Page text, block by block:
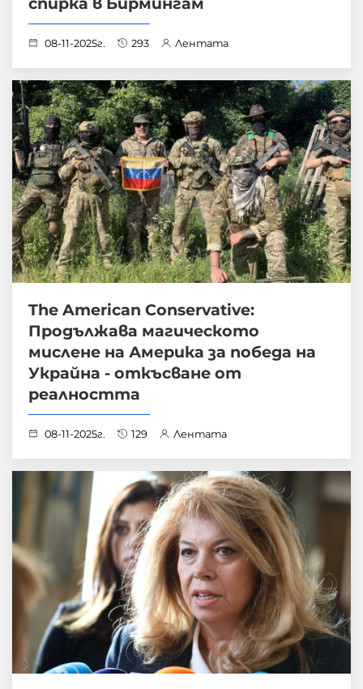
08-11-2025г. 293 Лентата
The American Conservative:
Продължава магическото
мислене на Америка за победа на
Украйна - откъсване от
реалността
08-11-2025г. 129 Лентата